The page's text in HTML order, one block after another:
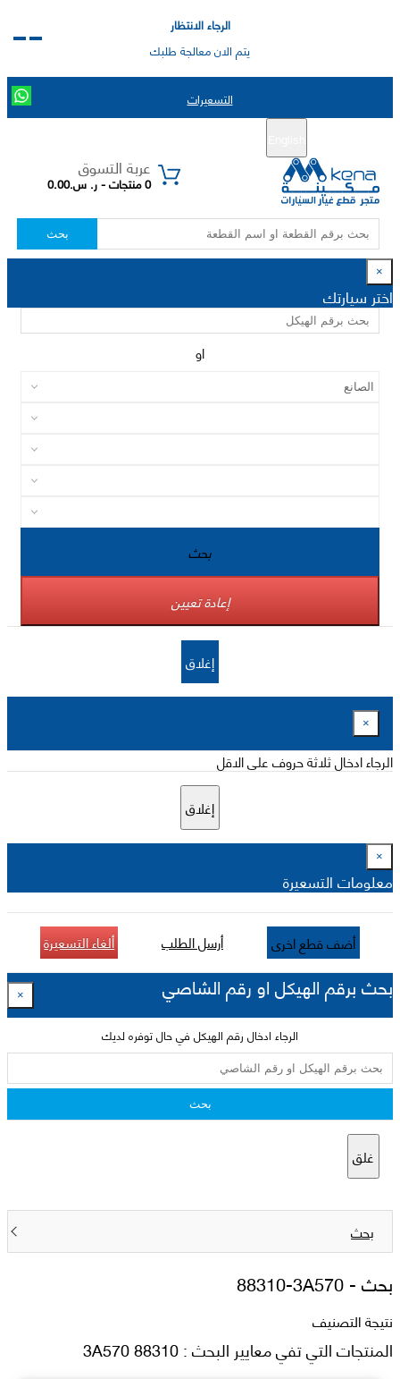
الرجاء الانتظار
يتم الان معالجة طلبك
التسعيرات
عربة التسوق
0 منتجات - ر. س.0.00
بحث
×
اختر سيارتك
او
بحث
إعادة تعيين
إغلاق
×
الرجاء ادخال ثلاثة حروف على الاقل
إغلاق
×
معلومات التسعيرة
أضف قطع اخرى أرسل الطلب ألغاء التسعيرة
بحث برقم الهيكل او رقم الشاصي ×
الرجاء ادخال رقم الهيكل في حال توفره لديك
بحث
غلق
بحث
بحث -88310-3A570
نتيجة التصنيف
المنتجات التي تفي معايير البحث : 88310 3A570